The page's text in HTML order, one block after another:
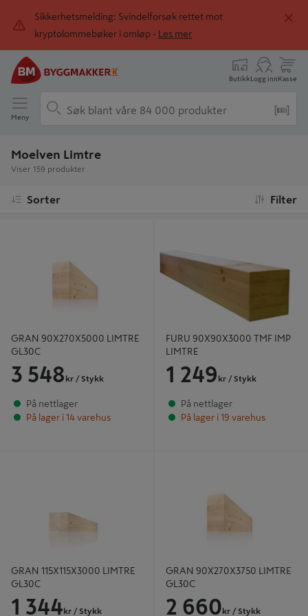
Sikkerhetsmelding: Svindelforsøk rettet mot
kryptolommebøker i omløp -
Les mer
ButikkLogg innKasse
Meny
Moelven Limtre
Viser 159 produkter
Sorter Filter
GRAN 90X270X5000 LIMTRE
GL30C
3 548 kr / Stykk
På nettlager
På lager i 14 varehus
FURU 90X90X3000 TMF IMP
LIMTRE
1 249 kr / Stykk
På nettlager
På lager i 19 varehus
GRAN 115X115X3000 LIMTRE
GL30C
1 344 kr / Stykk
GRAN 90X270X3750 LIMTRE
GL30C
2 660 kr / Stykk